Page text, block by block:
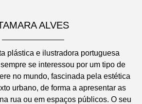
ALVES
plástica e ilustradora portuguesa
se interessou por um tipo de
no mundo, fascinada pela estética
urbano, de forma a apresentar as
rua ou em espaços públicos. O seu